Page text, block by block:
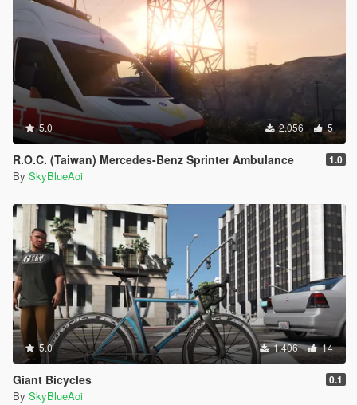
5.0 2.056 5
R.O.C. (Taiwan) Mercedes-Benz Sprinter Ambulance 1.0
By SkyBlueAoi
5.0 1.406 14
Giant Bicycles 0.1
By SkyBlueAoi